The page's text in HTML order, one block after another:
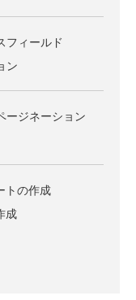
フィールド
ン
ージネーション
トの作成
成